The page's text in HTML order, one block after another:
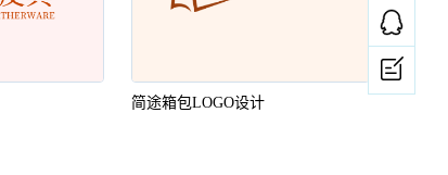
简途箱包LOGO设计